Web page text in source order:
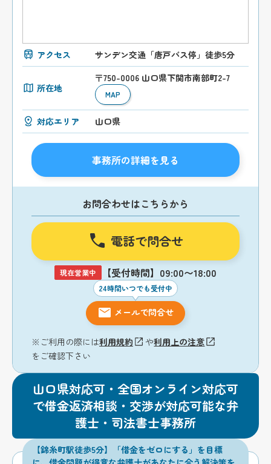
アクセス サンデン交通「唐戸バス停」徒歩5分
所在地
〒750-0006 山口県下関市南部町2-7
MAP
対応エリア 山口県
事務所の詳細を見る
お問合わせはこちらから
電話で問合せ
現在営業中 【受付時間】09:00〜18:00
24時間いつでも受付中
メールで問合せ
※ご利用の際には利用規約 や利用上の注意
をご確認下さい
山口県対応可・全国オンライン対応可
で借金返済相談・交渉が対応可能な弁
護士・司法書士事務所
【錦糸町駅徒歩5分】「借金をゼロにする」を目標